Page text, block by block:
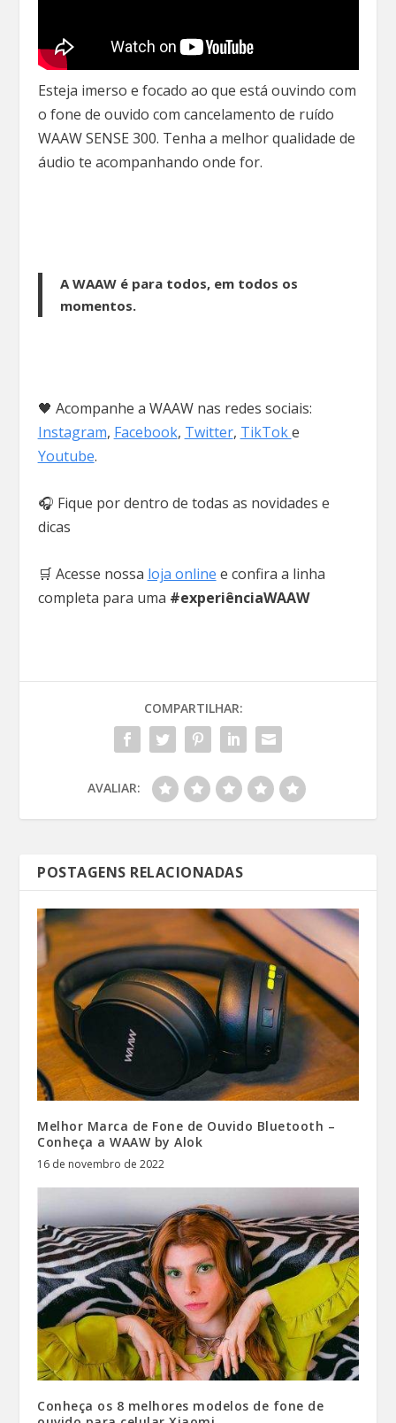
Esteja imerso e focado ao que está ouvindo com
o fone de ouvido com cancelamento de ruído
WAAW SENSE 300. Tenha a melhor qualidade de
áudio te acompanhando onde for.
A WAAW é para todos, em todos os
momentos.
🖤 Acompanhe a WAAW nas redes sociais:
Instagram, Facebook, Twitter, TikToke
Youtube.
🎧 Fique por dentro de todas as novidades e
dicas
🛒 Acesse nossa loja online e confira a linha
completa para uma #experiênciaWAAW
COMPARTILHAR:
AVALIAR:
POSTAGENS RELACIONADAS
Melhor Marca de Fone de Ouvido Bluetooth –
Conheça a WAAW by Alok
16 de novembro de 2022
Conheça os 8 melhores modelos de fone de